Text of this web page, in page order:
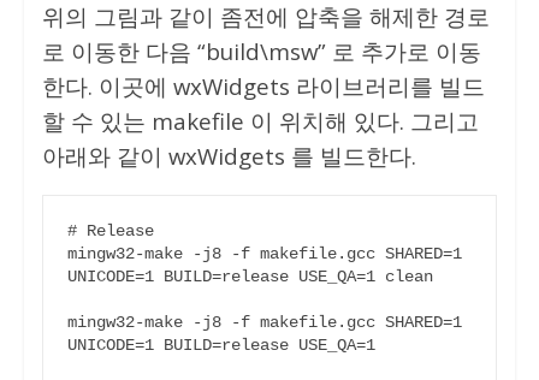
위의 그림과 같이 좀전에 압축을 해제한 경로
로 이동한 다음 “build\msw” 로 추가로 이동
한다. 이곳에 wxWidgets 라이브러리를 빌드
할 수 있는 makefile 이 위치해 있다. 그리고
아래와 같이 wxWidgets 를 빌드한다.
# Release
mingw32-make -j8 -f makefile.gcc SHARED=1
UNICODE=1 BUILD=release USE_QA=1 clean
mingw32-make -j8 -f makefile.gcc SHARED=1
UNICODE=1 BUILD=release USE_QA=1